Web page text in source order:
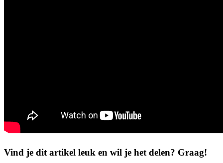
Vind je dit artikel leuk en wil je het delen? Graag!